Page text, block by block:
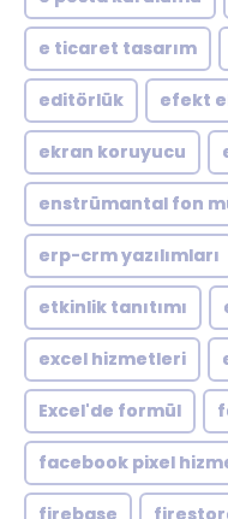
e ticaret tasarım
editörlük efekt
ekran koruyucu
enstrümantal fon
erp-crm yazılımları
etkinlik tanıtımı
excel hizmetleri
Excel'de formül
facebook pixel
firebase